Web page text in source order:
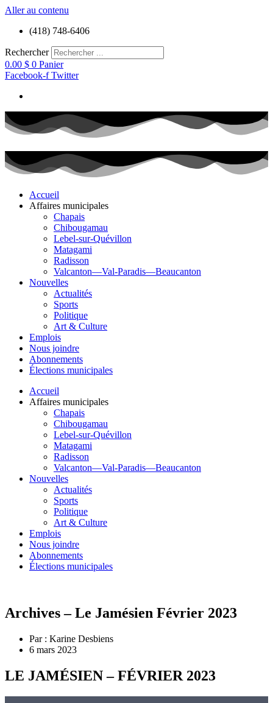
Aller au contenu
(418) 748-6406
Rechercher
0.00 $ 0 Panier
Facebook-f Twitter
Accueil
Affaires municipales
Chapais
Chibougamau
Lebel-sur-Quévillon
Matagami
Radisson
Valcanton—Val-Paradis—Beaucanton
Nouvelles
Actualités
Sports
Politique
Art & Culture
Emplois
Nous joindre
Abonnements
Élections municipales
Accueil
Affaires municipales
Chapais
Chibougamau
Lebel-sur-Quévillon
Matagami
Radisson
Valcanton—Val-Paradis—Beaucanton
Nouvelles
Actualités
Sports
Politique
Art & Culture
Emplois
Nous joindre
Abonnements
Élections municipales
Archives – Le Jamésien Février 2023
Par : Karine Desbiens
6 mars 2023
LE JAMÉSIEN – FÉVRIER 2023